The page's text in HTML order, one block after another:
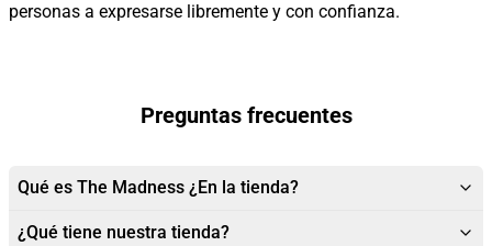
personas a expresarse libremente y con confianza.
Preguntas frecuentes
Qué es The Madness ¿En la tienda?
¿Qué tiene nuestra tienda?